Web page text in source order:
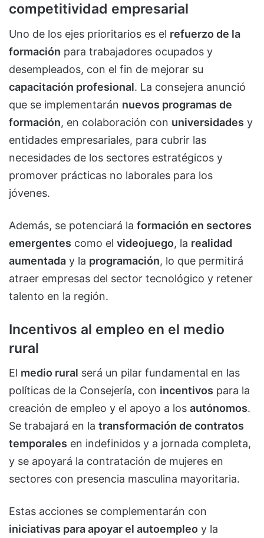
competitividad empresarial
Uno de los ejes prioritarios es el refuerzo de la
formación para trabajadores ocupados y
desempleados, con el fin de mejorar su
capacitación profesional. La consejera anunció
que se implementarán nuevos programas de
formación, en colaboración con universidades y
entidades empresariales, para cubrir las
necesidades de los sectores estratégicos y
promover prácticas no laborales para los
jóvenes.
Además, se potenciará la formación en sectores
emergentes como el videojuego, la realidad
aumentada y la programación, lo que permitirá
atraer empresas del sector tecnológico y retener
talento en la región.
Incentivos al empleo en el medio
rural
El medio rural será un pilar fundamental en las
políticas de la Consejería, con incentivos para la
creación de empleo y el apoyo a los autónomos.
Se trabajará en la transformación de contratos
temporales en indefinidos y a jornada completa,
y se apoyará la contratación de mujeres en
sectores con presencia masculina mayoritaria.
Estas acciones se complementarán con
iniciativas para apoyar el autoempleo y la